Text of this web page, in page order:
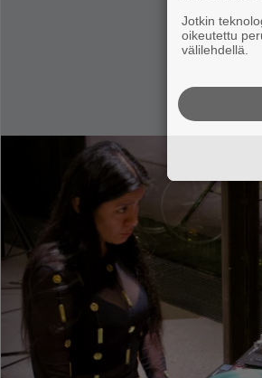
Jotkin
oikeutettu
välilehdellä.